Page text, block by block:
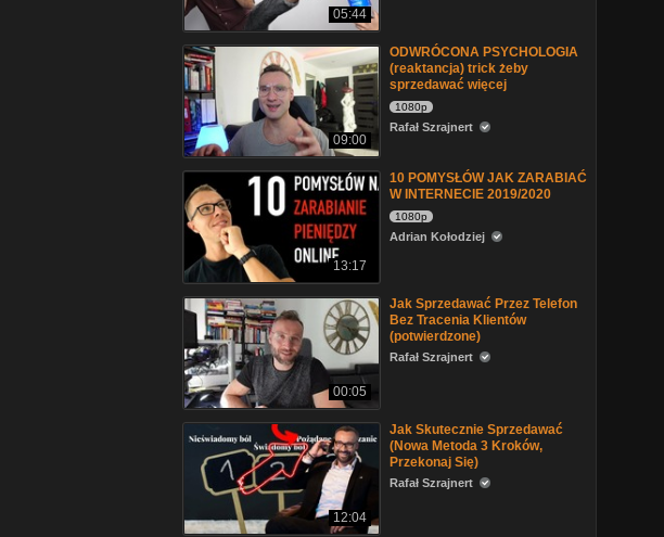
05:44
09:00
ODWRÓCONA PSYCHOLOGIA
(reaktancja) trick żeby
sprzedawać więcej
1080p
Rafał Szrajnert
13:17
10 POMYSŁÓW JAK ZARABIAĆ
W INTERNECIE 2019/2020
1080p
Adrian Kołodziej
00:05
Jak Sprzedawać Przez Telefon
Bez Tracenia Klientów
(potwierdzone)
Rafał Szrajnert
12:04
Jak Skutecznie Sprzedawać
(Nowa Metoda 3 Kroków,
Przekonaj Się)
Rafał Szrajnert